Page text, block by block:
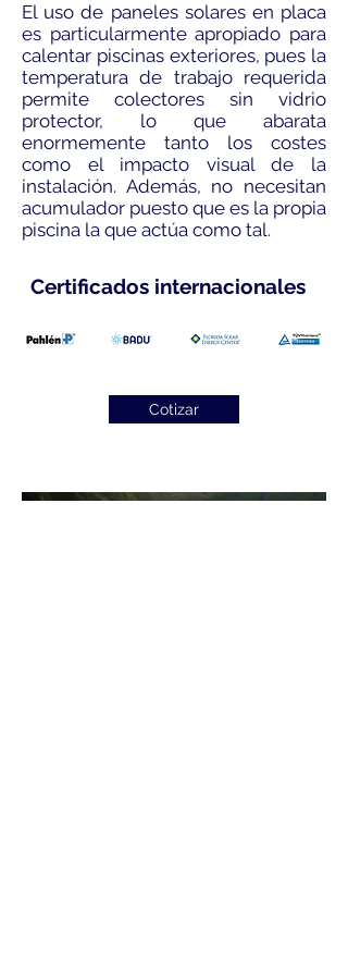
El uso de paneles solares en placa
es particularmente apropiado para
calentar piscinas exteriores, pues la
temperatura de trabajo requerida
permite colectores sin vidrio
protector, lo que abarata
enormemente tanto los costes
como el impacto visual de la
instalación. Además, no necesitan
acumulador puesto que es la propia
piscina la que actúa como tal.
Certificados internacionales
Cotizar